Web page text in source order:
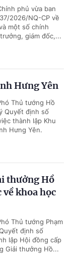
phủ vừa ban
2026/NQ-CP về
một số chính
giám đốc,...
Hưng Yên
Thủ tướng Hồ
Quyết định số
thành lập Khu
Hưng Yên.
thưởng Hồ
khoa học
Thủ tướng Phạm
định số
lập Hội đồng cấp
Giải thưởng Hồ...